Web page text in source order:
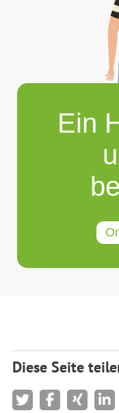
Ein
Diese Seite